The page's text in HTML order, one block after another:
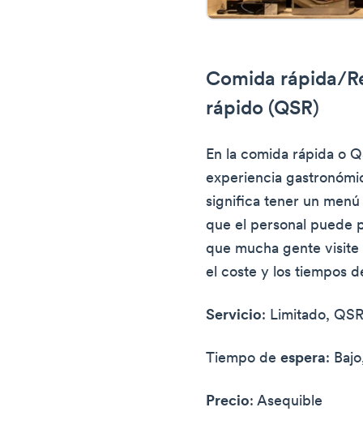
Comida rápida/
rápido (QSR)
En la comida rápida o
experiencia
significa tener un
que el personal puede
que mucha gente
el coste y los tiempos
Servicio: Limitado,
Tiempo deespera:
Precio: Asequible